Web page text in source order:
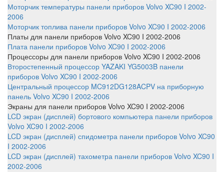
Моторчик температуры панели приборов Volvo XC90 I 2002-
2006
Моторчик топлива панели приборов Volvo XC90 I 2002-2006
Платы для панели приборов Volvo XC90 I 2002-2006
Плата панели приборов Volvo XC90 I 2002-2006
Процессоры для панели приборов Volvo XC90 I 2002-2006
Второстепенный процессор YAZAKI YG5003B панели
приборов Volvo XC90 I 2002-2006
Центральный процессор MC912DG128ACPV на приборную
панель Volvo XC90 I 2002-2006
Экраны для панели приборов Volvo XC90 I 2002-2006
LCD экран (дисплей) бортового компьютера панели приборов
Volvo XC90 I 2002-2006
LCD экран (дисплей) спидометра панели приборов Volvo XC90
I 2002-2006
LCD экран (дисплей) тахометра панели приборов Volvo XC90 I
2002-2006